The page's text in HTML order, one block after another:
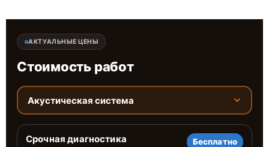
АКТУАЛЬНЫЕ ЦЕНЫ
Стоимость работ
Акустическая система
Срочная диагностика Бесплатно